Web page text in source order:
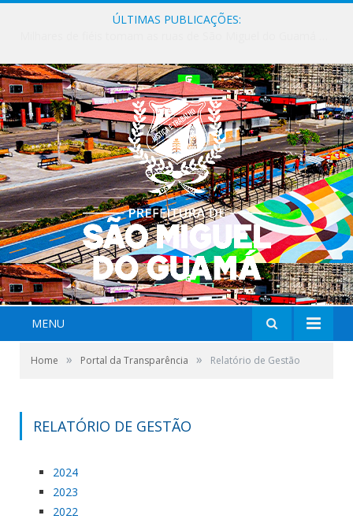
ÚLTIMAS PUBLICAÇÕES:
MENU
Home » Portal da Transparência » Relatório de Gestão
RELATÓRIO DE GESTÃO
2024
2023
2022